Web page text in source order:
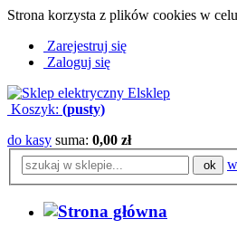
Strona korzysta z plików cookies w
Zarejestruj się
Zaloguj się
Koszyk: (pusty)
do kasy suma: 0,00 zł
ok